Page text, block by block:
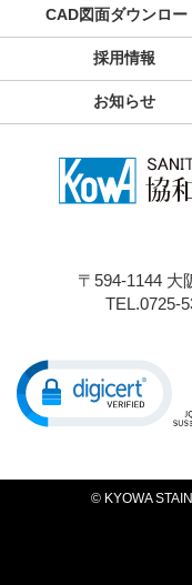
CAD図面ダウンロー
採用情報
お知らせ
〒594-1144 大
TEL.0725-
© KYOWA